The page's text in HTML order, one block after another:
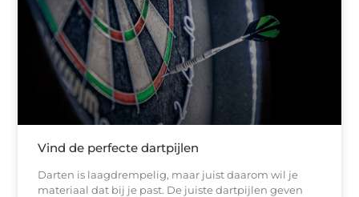
Vind de perfecte dartpijlen
Darten is laagdrempelig, maar juist daarom wil je
materiaal dat bij je past. De juiste dartpijlen geven